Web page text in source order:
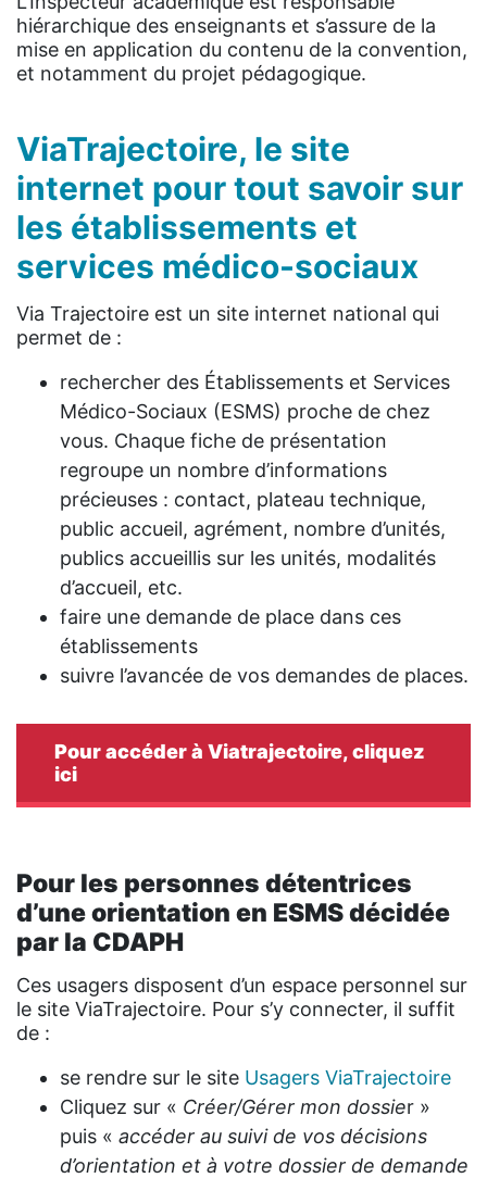
hiérarchique des enseignants et s’assure de la
mise en application du contenu de la convention,
et notamment du projet pédagogique.
ViaTrajectoire, le site
internet pour tout savoir sur
les établissements et
services médico-sociaux
Via Trajectoire est un site internet national qui
permet de :
rechercher des Établissements et Services
Médico-Sociaux (ESMS) proche de chez
vous. Chaque fiche de présentation
regroupe un nombre d’informations
précieuses : contact, plateau technique,
public accueil, agrément, nombre d’unités,
publics accueillis sur les unités, modalités
d’accueil, etc.
faire une demande de place dans ces
établissements
suivre l’avancée de vos demandes de places.
Pour accéder à Viatrajectoire, cliquez
ici
Pour les personnes détentrices
d’une orientation en ESMS décidée
par la CDAPH
Ces usagers disposent d’un espace personnel sur
le site ViaTrajectoire. Pour s’y connecter, il suffit
de :
se rendre sur le site Usagers ViaTrajectoire
Cliquez sur « Créer/Gérer mon dossier »
puis « accéder au suivi de vos décisions
d’orientation et à votre dossier de demande